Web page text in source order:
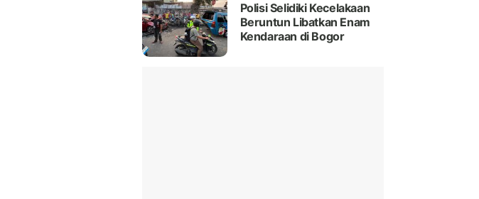
Polisi Selidiki Kecelakaan
Beruntun Libatkan Enam
Kendaraan di Bogor